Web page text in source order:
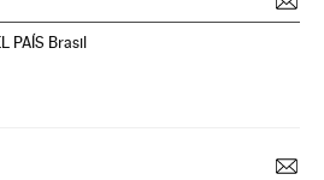
PAÍS Brasil